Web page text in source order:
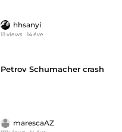
hhsanyi
13 views 14 éve
Petrov Schumacher crash
marescaAZ